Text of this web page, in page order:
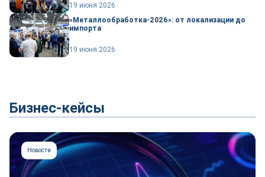
19 июня 2026
«Металлообработка-2026»: от локализации до
импорта
19 июня 2026
Бизнес-кейсы
Новости